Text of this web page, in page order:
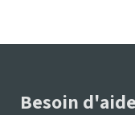
Besoin